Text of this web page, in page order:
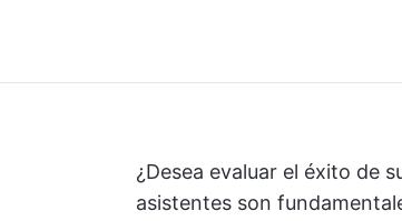
¿Desea evaluar el éxito de
asistentes son